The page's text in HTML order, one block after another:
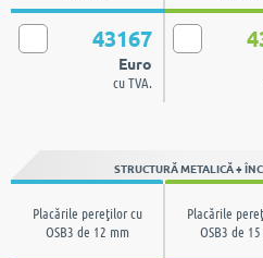
43167
Euro
cu TVA.
STRUCTURĂ METALICĂ +
Placările pereţilor cu
OSB3 de 12 mm
Placările
OSB3 de